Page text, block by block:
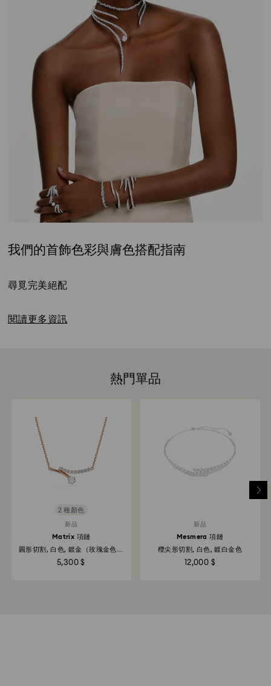
我們的首飾色彩與膚色搭配指南
尋覓完美絕配
閱讀更多資訊
熱門單品
2 種顏色
新品
Matrix 項鏈
圓形切割, 白色, 鍍金（玫瑰金色飾
面）
5,300 $
新品
Mesmera 項鏈
欖尖形切割, 白色, 鍍白金色
12,000 $